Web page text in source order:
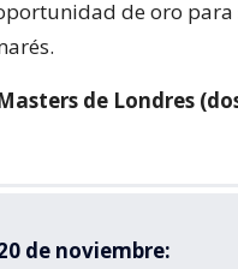
de oro para
de Londres
de noviembre: